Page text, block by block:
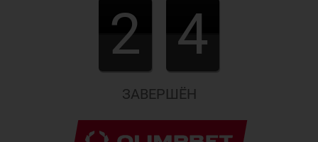
2 4
ЗАВЕРШЁН